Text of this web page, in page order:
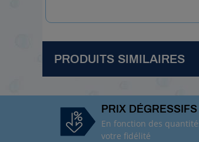
PRODUITS SIMILAIRES
PRIX DÉGRESSIFS
En fonction des
votre fidélité